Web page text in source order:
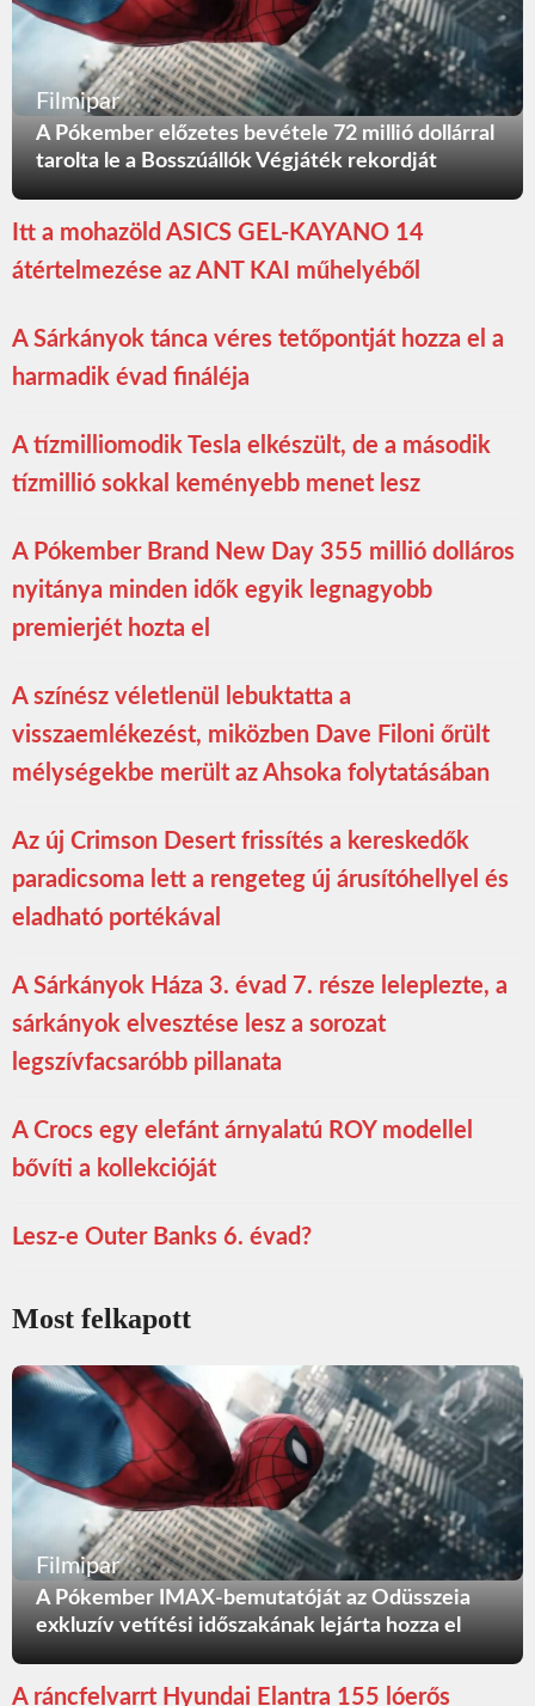
Filmipar
A Pókember előzetes bevétele 72 millió dollárral
tarolta le a Bosszúállók Végjáték rekordját
Itt a mohazöld ASICS GEL-KAYANO 14
átértelmezése az ANT KAI műhelyéből
A Sárkányok tánca véres tetőpontját hozza el a
harmadik évad fináléja
A tízmilliomodik Tesla elkészült, de a második
tízmillió sokkal keményebb menet lesz
A Pókember Brand New Day 355 millió dolláros
nyitánya minden idők egyik legnagyobb
premierjét hozta el
A színész véletlenül lebuktatta a
visszaemlékezést, miközben Dave Filoni őrült
mélységekbe merült az Ahsoka folytatásában
Az új Crimson Desert frissítés a kereskedők
paradicsoma lett a rengeteg új árusítóhellyel és
eladható portékával
A Sárkányok Háza 3. évad 7. része leleplezte, a
sárkányok elvesztése lesz a sorozat
legszívfacsaróbb pillanata
A Crocs egy elefánt árnyalatú ROY modellel
bővíti a kollekcióját
Lesz-e Outer Banks 6. évad?
Most felkapott
Filmipar
A Pókember IMAX-bemutatóját az Odüsszeia
exkluzív vetítési időszakának lejárta hozza el
A ráncfelvarrt Hyundai Elantra 155 lóerős